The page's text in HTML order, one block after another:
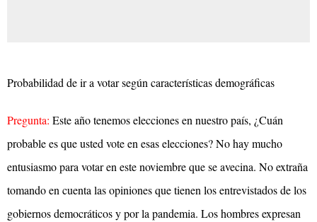
Probabilidad de ir a votar según características demográficas
Pregunta: Este año tenemos elecciones en nuestro país, ¿Cuán
probable es que usted vote en esas elecciones? No hay mucho
entusiasmo para votar en este noviembre que se avecina. No extraña
tomando en cuenta las opiniones que tienen los entrevistados de los
gobiernos democráticos y por la pandemia. Los hombres expresan